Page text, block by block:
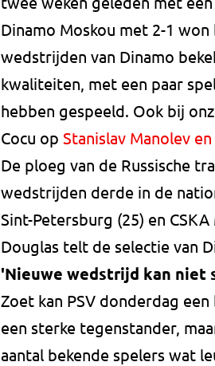
Dinamo Moskou met 2-1
wedstrijden van Dinamo
kwaliteiten, met een paar
hebben gespeeld. Ook bij
Cocu op Stanislav Manolev
De ploeg van de Russische
wedstrijden derde in de
Sint-Petersburg (25) en
Douglas telt de selectie van
'Nieuwe wedstrijd kan niet
Zoet kan PSV donderdag
een sterke tegenstander,
aantal bekende spelers wat